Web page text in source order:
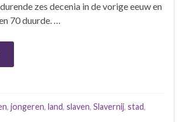
zes decenia in de vorige eeuw en
70 duurde. …
, jongeren, land, slaven, Slavernij, stad,